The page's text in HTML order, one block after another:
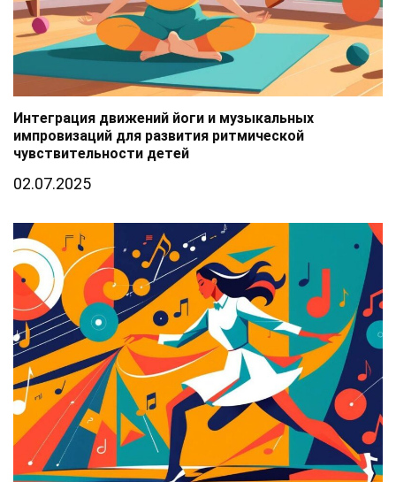
Интеграция движений йоги и музыкальных
импровизаций для развития ритмической
чувствительности детей
02.07.2025